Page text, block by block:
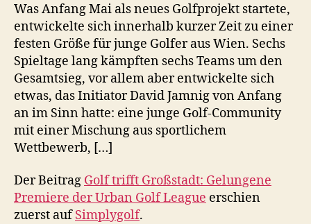
Was Anfang Mai als neues Golfprojekt startete,
entwickelte sich innerhalb kurzer Zeit zu einer
festen Größe für junge Golfer aus Wien. Sechs
Spieltage lang kämpften sechs Teams um den
Gesamtsieg, vor allem aber entwickelte sich
etwas, das Initiator David Jamnig von Anfang
an im Sinn hatte: eine junge Golf-Community
mit einer Mischung aus sportlichem
Wettbewerb, […]
Der Beitrag Golf trifft Großstadt: Gelungene
Premiere der Urban Golf League erschien
zuerst aufSimplygolf.